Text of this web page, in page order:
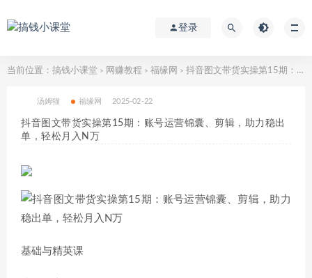
登录
当前位置： 搞钱小课堂 > 网赚教程 > 福缘网 > 抖音图文带货实操第15期：账号运营锦囊、剪辑，助力稳出单，轻松月入N万
汤姆猫 福缘网 2025-02-22
抖音图文带货实操第15期：账号运营锦囊、剪辑，助力稳出
单，轻松月入N万
基础与精英课